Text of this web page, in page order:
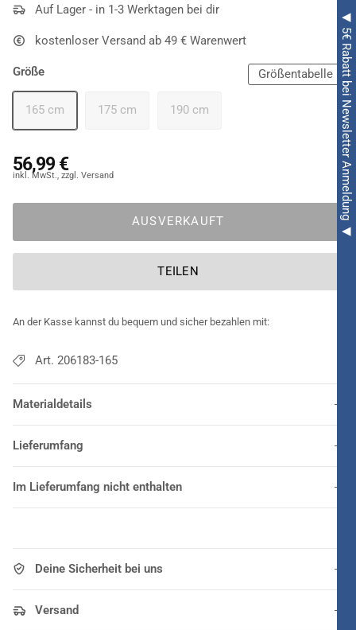
◀ 5€ Rabatt bei Newsletter Anmeldung ◀
Akzenten versehenen Overall die perfekte Hasen-
einen weißen Bauch und einenReißverschluss
Vorderseite. Dank jenem schlüpfen Erwachsene im Nu in
diesen bequemen und kuscheligen Overall. Die Kapuze mit
demHasen-Kopf samt langer Ohrenist natürlich das
Highlight!
Auf Lager - in 1-3 Werktagen bei dir
kostenloser Versand ab 49 € Warenwert
Größe Größentabelle
165 cm 175 cm 190 cm
56,99 €
AUSVERKAUFT
TEILEN
An der Kasse kannst du bequem und sicher bezahlen mit:
Art. 206183-165
Materialdetails
Lieferumfang
Im Lieferumfang nicht enthalten
Deine Sicherheit bei uns
Versand